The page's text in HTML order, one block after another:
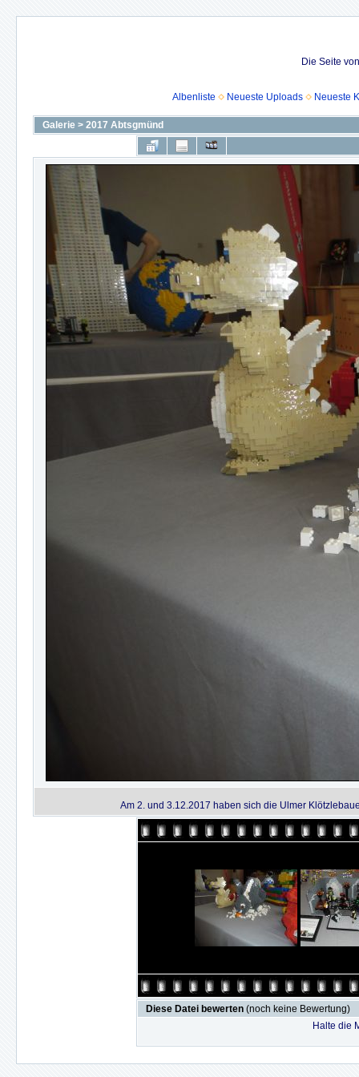
Die Seite
Albenliste Neueste Uploads Neueste
Galerie > 2017 Abtsgmünd
Am 2. und 3.12.2017 haben sich die Ulmer
Diese Datei bewerten (noch keine Bewertung)
Halte die